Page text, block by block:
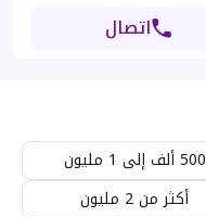
اتصال
500 ألف إلى 1 مليون
أكثر من 2 مليون